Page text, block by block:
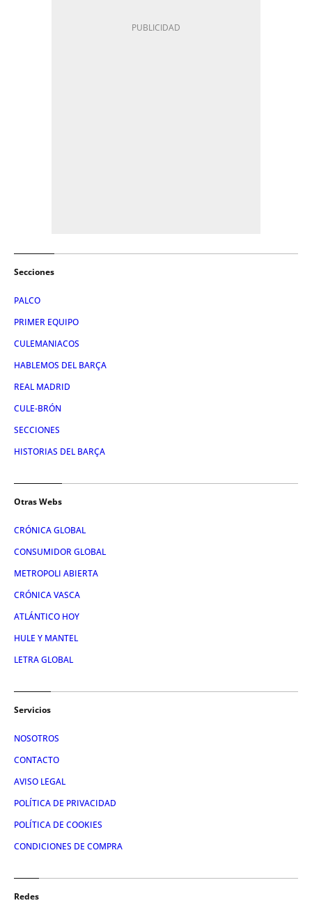
Secciones
PALCO
PRIMER EQUIPO
CULEMANIACOS
HABLEMOS DEL BARÇA
REAL MADRID
CULE-BRÓN
SECCIONES
HISTORIAS DEL BARÇA
Otras Webs
CRÓNICA GLOBAL
CONSUMIDOR GLOBAL
METROPOLI ABIERTA
CRÓNICA VASCA
ATLÁNTICO HOY
HULE Y MANTEL
LETRA GLOBAL
Servicios
NOSOTROS
CONTACTO
AVISO LEGAL
POLÍTICA DE PRIVACIDAD
POLÍTICA DE COOKIES
CONDICIONES DE COMPRA
Redes